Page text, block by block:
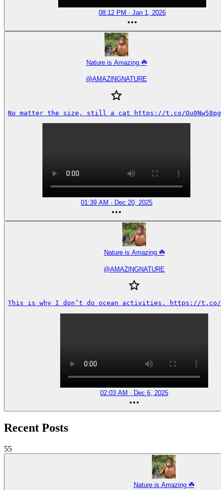
08:12 PM · Jan 1, 2026
Nature is Amazing ☘️
@AMAZlNGNATURE
No matter the size, still a cat https://t.co/
01:39 AM · Dec 20, 2025
Nature is Amazing ☘️
@AMAZlNGNATURE
This is why I don’t do ocean activities. https://t.co/
02:03 AM · Dec 6, 2025
Recent Posts
55
Nature is Amazing ☘️